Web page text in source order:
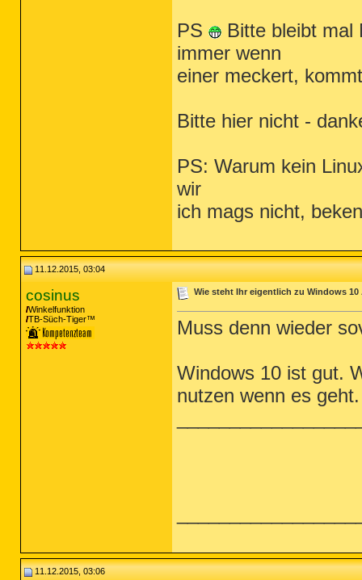
PS
Bitte bleibt mal
immer wenn
einer meckert,
Bitte hier nicht -
PS: Warum kein
wir
ich mags nicht,
11.12.2015, 03:04
cosinus
Winkelfunktion
TB-Süch-Tiger™
Wie steht Ihr eigentlich zu Windows
Muss denn wieder
Windows 10 ist gut.
nutzen wenn es
11.12.2015, 03:06